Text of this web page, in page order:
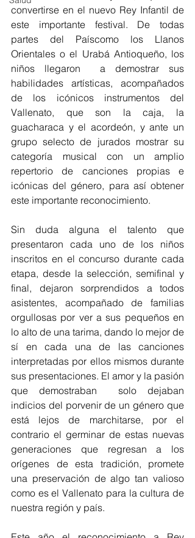
convertirse en el nuevo Rey Infantil de
este importante festival. De todas
partes del Paíscomo los Llanos
Orientales o el Urabá Antioqueño, los
niños llegaron  a demostrar sus
habilidades artísticas, acompañados
de los icónicos instrumentos del
Vallenato, que son la caja, la
guacharaca y el acordeón, y ante un
grupo selecto de jurados mostrar su
categoría musical con un amplio
repertorio de canciones propias e
icónicas del género, para así obtener
este importante reconocimiento.
Sin duda alguna el talento que
presentaron cada uno de los niños
inscritos en el concurso durante cada
etapa, desde la selección, semifinal y
final, dejaron sorprendidos a todos
asistentes, acompañado de familias
orgullosas por ver a sus pequeños en
lo alto de una tarima, dando lo mejor de
sí en cada una de las canciones
interpretadas por ellos mismos durante
sus presentaciones. El amor y la pasión
que demostraban  solo dejaban
indicios del porvenir de un género que
está lejos de marchitarse, por el
contrario el germinar de estas nuevas
generaciones que regresan a los
orígenes de esta tradición, promete
una preservación de algo tan valioso
como es el Vallenato para la cultura de
nuestra región y país.